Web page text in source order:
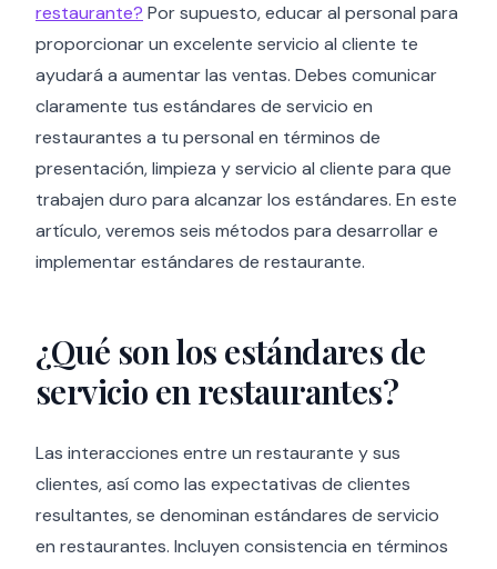
restaurante? Por supuesto, educar al personal para
proporcionar un excelente servicio al cliente te
ayudará a aumentar las ventas. Debes comunicar
claramente tus estándares de servicio en
restaurantes a tu personal en términos de
presentación, limpieza y servicio al cliente para que
trabajen duro para alcanzar los estándares. En este
artículo, veremos seis métodos para desarrollar e
implementar estándares de restaurante.
¿Qué son los estándares de
servicio en restaurantes?
Las interacciones entre un restaurante y sus
clientes, así como las expectativas de clientes
resultantes, se denominan estándares de servicio
en restaurantes. Incluyen consistencia en términos